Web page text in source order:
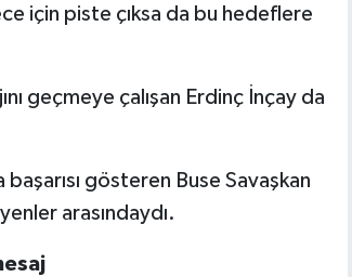
için piste çıksa da bu hedeflere
geçmeye çalışan Erdinç İnçay da
gösteren Buse Savaşkan
arasındaydı.